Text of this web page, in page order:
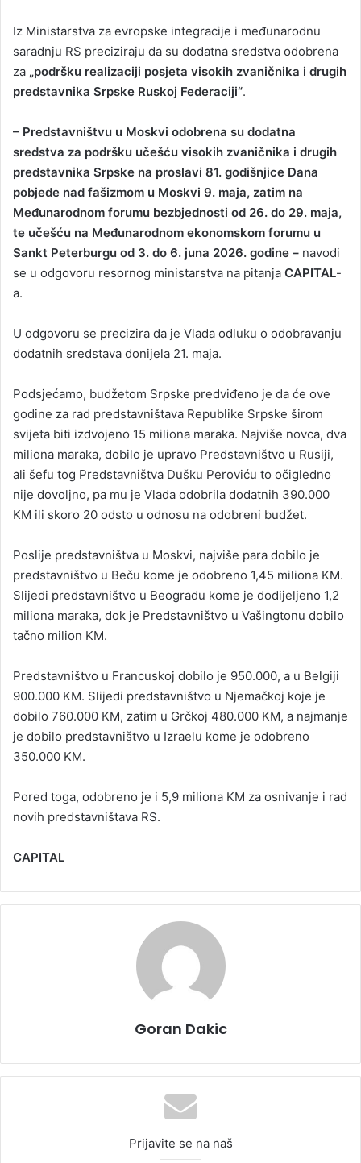
Iz Ministarstva za evropske integracije i međunarodnu
saradnju RS preciziraju da su dodatna sredstva odobrena
za „podršku realizaciji posjeta visokih zvaničnika i drugih
predstavnika Srpske Ruskoj Federaciji“.
– Predstavništvu u Moskvi odobrena su dodatna
sredstva za podršku učešću visokih zvaničnika i drugih
predstavnika Srpske na proslavi 81. godišnjice Dana
pobjede nad fašizmom u Moskvi 9. maja, zatim na
Međunarodnom forumu bezbjednosti od 26. do 29. maja,
te učešću na Međunarodnom ekonomskom forumu u
Sankt Peterburgu od 3. do 6. juna 2026. godine – navodi
se u odgovoru resornog ministarstva na pitanja CAPITAL-
a.
U odgovoru se precizira da je Vlada odluku o odobravanju
dodatnih sredstava donijela 21. maja.
Podsjećamo, budžetom Srpske predviđeno je da će ove
godine za rad predstavništava Republike Srpske širom
svijeta biti izdvojeno 15 miliona maraka. Najviše novca, dva
miliona maraka, dobilo je upravo Predstavništvo u Rusiji,
ali šefu tog Predstavništva Dušku Peroviću to očigledno
nije dovoljno, pa mu je Vlada odobrila dodatnih 390.000
KM ili skoro 20 odsto u odnosu na odobreni budžet.
Poslije predstavništva u Moskvi, najviše para dobilo je
predstavništvo u Beču kome je odobreno 1,45 miliona KM.
Slijedi predstavništvo u Beogradu kome je dodijeljeno 1,2
miliona maraka, dok je Predstavništvo u Vašingtonu dobilo
tačno milion KM.
Predstavništvo u Francuskoj dobilo je 950.000, a u Belgiji
900.000 KM. Slijedi predstavništvo u Njemačkoj koje je
dobilo 760.000 KM, zatim u Grčkoj 480.000 KM, a najmanje
je dobilo predstavništvo u Izraelu kome je odobreno
350.000 KM.
Pored toga, odobreno je i 5,9 miliona KM za osnivanje i rad
novih predstavništava RS.
CAPITAL
Goran Dakic
Prijavite se na naš